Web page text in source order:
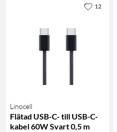
Linocell
Flätad USB-C- till USB-C-
kabel 60W Svart 0,5 m
12